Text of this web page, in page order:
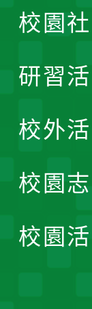
校園
研習
校外
校園
校園